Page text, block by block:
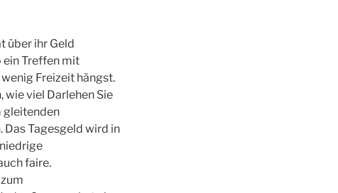
über ihr Geld
ein Treffen mit
Freizeit hängst.
viel Darlehen Sie
gleitenden
Tagesgeld wird in
faire.